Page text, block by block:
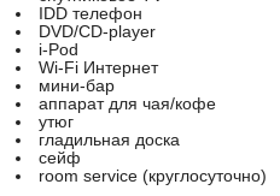
IDD телефон
DVD/CD-player
i-Pod
Wi-Fi Интернет
мини-бар
аппарат для чая/кофе
утюг
гладильная доска
сейф
room service (круглосуточно)